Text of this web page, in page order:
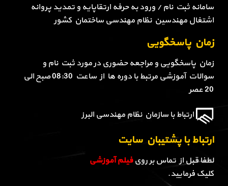
سامانه ثبت نام / ورود به حرفه ارتقاپایه و تمدید پروانه
اشتغال مهندسین نظام مهندسی ساختمان کشور
زمان پاسخگویی
زمان پاسخگویی و مراجعه حضوری در مورد ثبت نام و
سوالات آموزشی مرتبط با دوره ها از ساعت 08:30 صبح الی
20 عصر
ارتباط با سازمان نظام مهندسی البرز
ارتباط با پشتیبان سایت
لطفا قبل از تماس بر رویفیلم آموزشی
کلیک فرمایید.